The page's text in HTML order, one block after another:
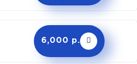
6,000 р.